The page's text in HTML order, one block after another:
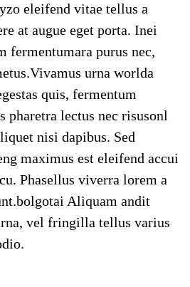
eleifend vitae tellus a
at augue eget porta. Inei
fermentumara purus nec,
urna worlda
quis, fermentum
pharetra lectus nec risusonl
nisi dapibus. Sed
maximus est eleifend accui
Phasellus viverra lorem a
Aliquam andit
vel fringilla tellus varius